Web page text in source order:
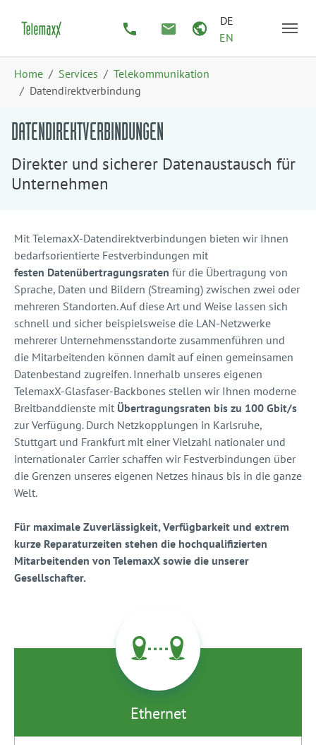
DE
EN
Home Services
Telekommunikation
Datendirektverbindung
DATENDIREKTVERBINDUNGEN
Direkter und sicherer Datenaustausch für
Unternehmen
Mit TelemaxX-Datendirektverbindungen bieten wir Ihnen
bedarfsorientierte Festverbindungen mit
festen Datenübertragungsraten für die Übertragung von
Sprache, Daten und Bildern (Streaming) zwischen zwei oder
mehreren Standorten. Auf diese Art und Weise lassen sich
schnell und sicher beispielsweise die LAN-Netzwerke
mehrerer Unternehmensstandorte zusammenführen und
die Mitarbeitenden können damit auf einen gemeinsamen
Datenbestand zugreifen. Innerhalb unseres eigenen
TelemaxX-Glasfaser-Backbones stellen wir Ihnen moderne
Breitbanddienste mit Übertragungsraten bis zu 100 Gbit/s
zur Verfügung. Durch Netzkopplungen in Karlsruhe,
Stuttgart und Frankfurt mit einer Vielzahl nationaler und
internationaler Carrier schaffen wir Festverbindungen über
die Grenzen unseres eigenen Netzes hinaus bis in die ganze
Welt.
Für maximale Zuverlässigkeit, Verfügbarkeit und extrem
kurze Reparaturzeiten stehen die hochqualifizierten
Mitarbeitenden von TelemaxX sowie die unserer
Gesellschafter.
Ethernet